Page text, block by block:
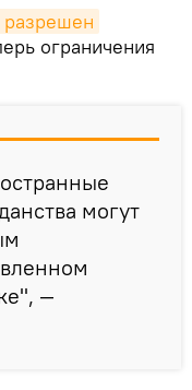
ограничения
могут
—